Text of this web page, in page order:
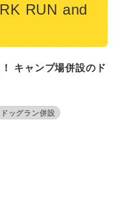
RUN and
キャンプ場併設のド
ドッグラン併設